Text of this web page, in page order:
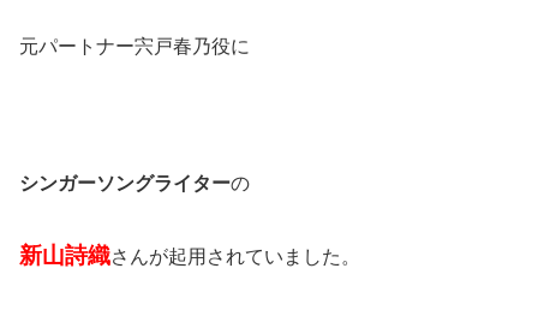
元パートナー宍戸春乃役に
シンガーソングライターの
新山詩織さんが起用されていました。